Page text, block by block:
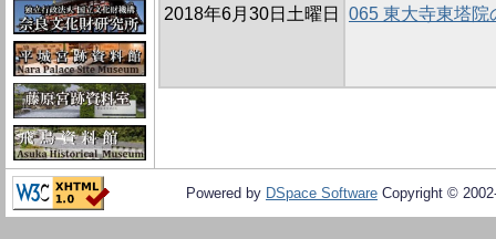
2018年6月30日土曜日 065 東大寺東塔院
Powered by DSpace Software Copyright ©